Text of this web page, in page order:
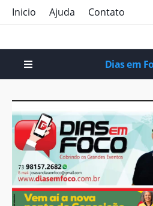
Inicio Ajuda Contato
Dias em